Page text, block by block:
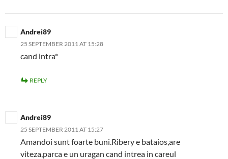
Andrei89
25 SEPTEMBER 2011 AT 15:28
cand intra*
REPLY
Andrei89
25 SEPTEMBER 2011 AT 15:27
Amandoi sunt foarte buni.Ribery e bataios,are
viteza,parca e un uragan cand intrea in careul